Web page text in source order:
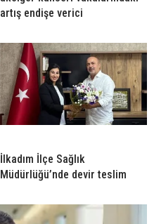
artış endişe verici
İlkadım İlçe Sağlık
Müdürlüğü’nde devir teslim